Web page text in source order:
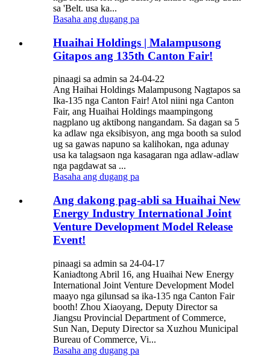
sa 'Belt. usa ka...
Basaha ang dugang pa
Huaihai Holdings | Malampusong
Gitapos ang 135th Canton Fair!
pinaagi sa admin sa 24-04-22
Ang Haihai Holdings Malampusong Nagtapos sa
Ika-135 nga Canton Fair! Atol niini nga Canton
Fair, ang Huaihai Holdings maampingong
nagplano ug aktibong nangandam. Sa dagan sa 5
ka adlaw nga eksibisyon, ang mga booth sa sulod
ug sa gawas napuno sa kalihokan, nga adunay
usa ka talagsaon nga kasagaran nga adlaw-adlaw
nga pagdawat sa ...
Basaha ang dugang pa
Ang dakong pag-abli sa Huaihai New
Energy Industry International Joint
Venture Development Model Release
Event!
pinaagi sa admin sa 24-04-17
Kaniadtong Abril 16, ang Huaihai New Energy
International Joint Venture Development Model
maayo nga gilunsad sa ika-135 nga Canton Fair
booth! Zhou Xiaoyang, Deputy Director sa
Jiangsu Provincial Department of Commerce,
Sun Nan, Deputy Director sa Xuzhou Municipal
Bureau of Commerce, Vi...
Basaha ang dugang pa